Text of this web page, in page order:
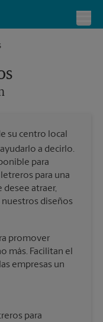
su centro local
a decirlo.
para
para una
desee atraer,
diseños
promover
más. Facilitan el
empresas un
para